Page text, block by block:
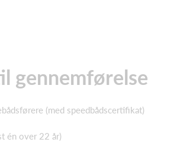
gennemførelse
(med speedbådscertifikat)
én over 22 år)